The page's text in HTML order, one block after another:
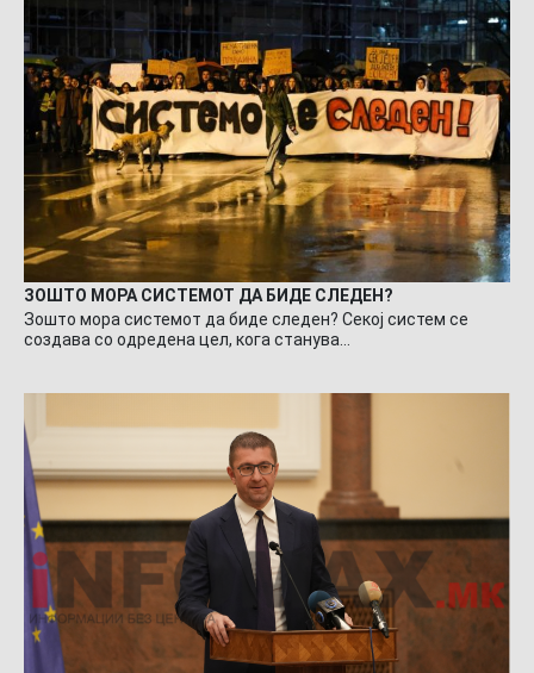
ЗОШТО МОРА СИСТЕМОТ ДА БИДЕ СЛЕДЕН?
Зошто мора системот да биде следен? Секој систем се
создава со одредена цел, кога станува…